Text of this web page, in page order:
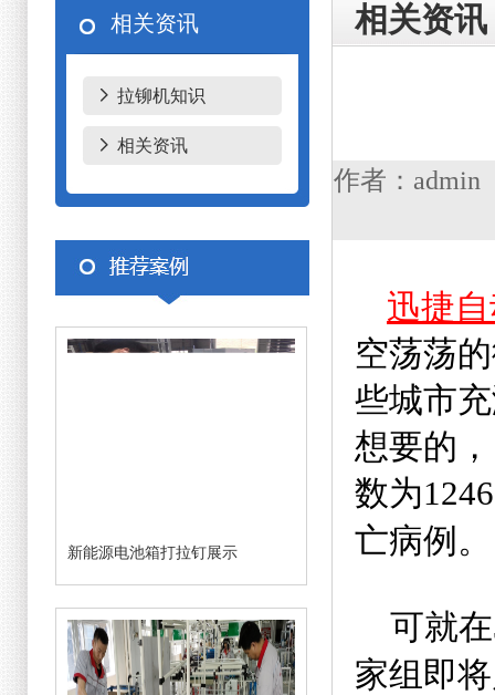
相关资讯
拉铆机知识
相关资讯
新能源电池箱打拉钉展示
相关资讯
作者：
迅捷
空荡荡
些城市
想要的
数为
亡病例。
可就在
家组即